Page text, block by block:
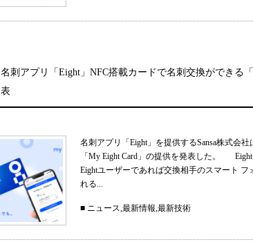
名刺アプリ「Eight」NFC搭載カードで名刺交換ができる
表
名刺アプリ「Eight」を提供するSansa株式会
「My Eight Card」の提供を発表した。
Eightユーザーであれば交換相手のスマート
れる...
■ ニュース,最新情報,最新技術